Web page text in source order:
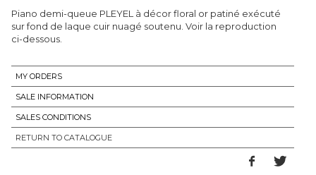
Piano demi-queue PLEYEL à décor floral or patiné exécuté
sur fond de laque cuir nuagé soutenu. Voir la reproduction
ci-dessous.
MY ORDERS
SALE INFORMATION
SALES CONDITIONS
RETURN TO CATALOGUE